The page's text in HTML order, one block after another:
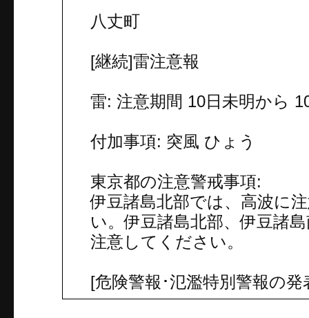
八丈町
[継続]雷注意報
雷: 注意期間 10日未明から
付加事項: 突風 ひょう
東京都の注意警戒事項:
伊豆諸島北部では、高波に
い。伊豆諸島北部、伊豆諸
注意してください。
[危険警報･氾濫特別警報の